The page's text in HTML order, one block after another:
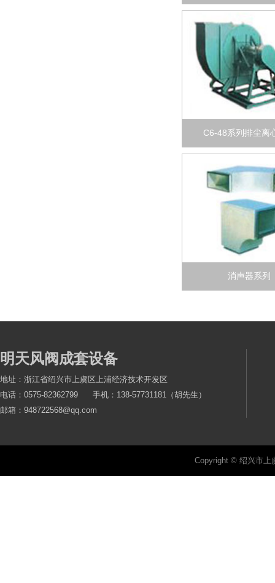
C6-48系列排尘离
消声器系列
明天风阀成套设备
地址：浙江省绍兴市上虞区上浦经济技术开发区
电话：0575-82362799 手机：138-57731181（胡先生）
邮箱：948722568@qq.com
Copyright © 绍兴市上